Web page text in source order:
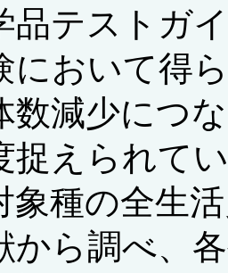
品テストガ
において得
数減少につ
捉えられて
象種の全生
から調べ、